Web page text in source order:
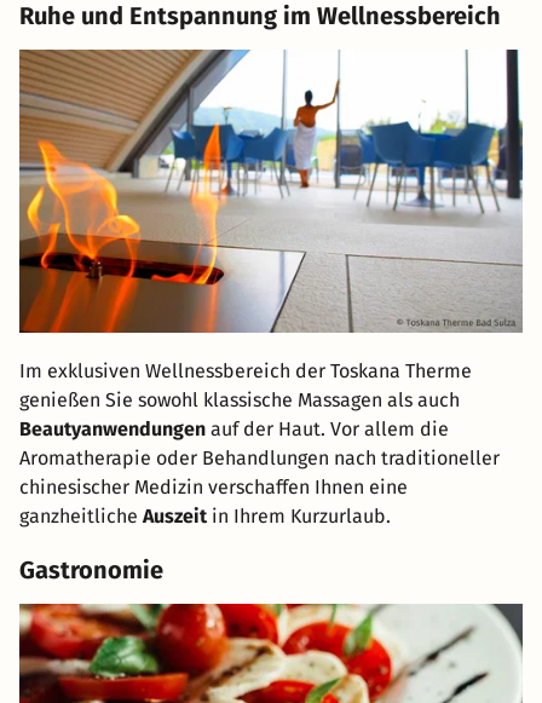
Ruhe und Entspannung im Wellnessbereich
Im exklusiven Wellnessbereich der Toskana Therme
genießen Sie sowohl klassische Massagen als auch
Beautyanwendungen auf der Haut. Vor allem die
Aromatherapie oder Behandlungen nach traditioneller
chinesischer Medizin verschaffen Ihnen eine
ganzheitliche Auszeitin Ihrem Kurzurlaub.
Gastronomie